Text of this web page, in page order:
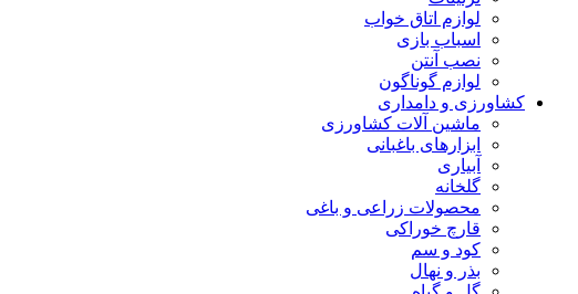
لوازم اتاق خواب
اسباب بازی
نصب آنتن
لوازم گوناگون
کشاورزی و دامداری
ماشین آلات کشاورزی
ابزارهای باغبانی
آبیاری
گلخانه
محصولات زراعی و باغی
قارچ خوراکی
کود و سم
بذر و نهال